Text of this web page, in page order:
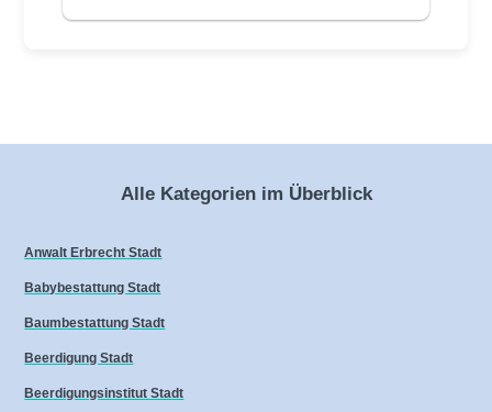
Alle Kategorien im Überblick
Anwalt Erbrecht Stadt
Babybestattung Stadt
Baumbestattung Stadt
Beerdigung Stadt
Beerdigungsinstitut Stadt